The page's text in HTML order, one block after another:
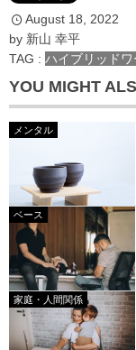
メールアドレス
August 18,2022
by 新山 幸平
TAG : ハイブリッドワ
YOU MIGHT
メンタル
ベース
家庭・人間関係